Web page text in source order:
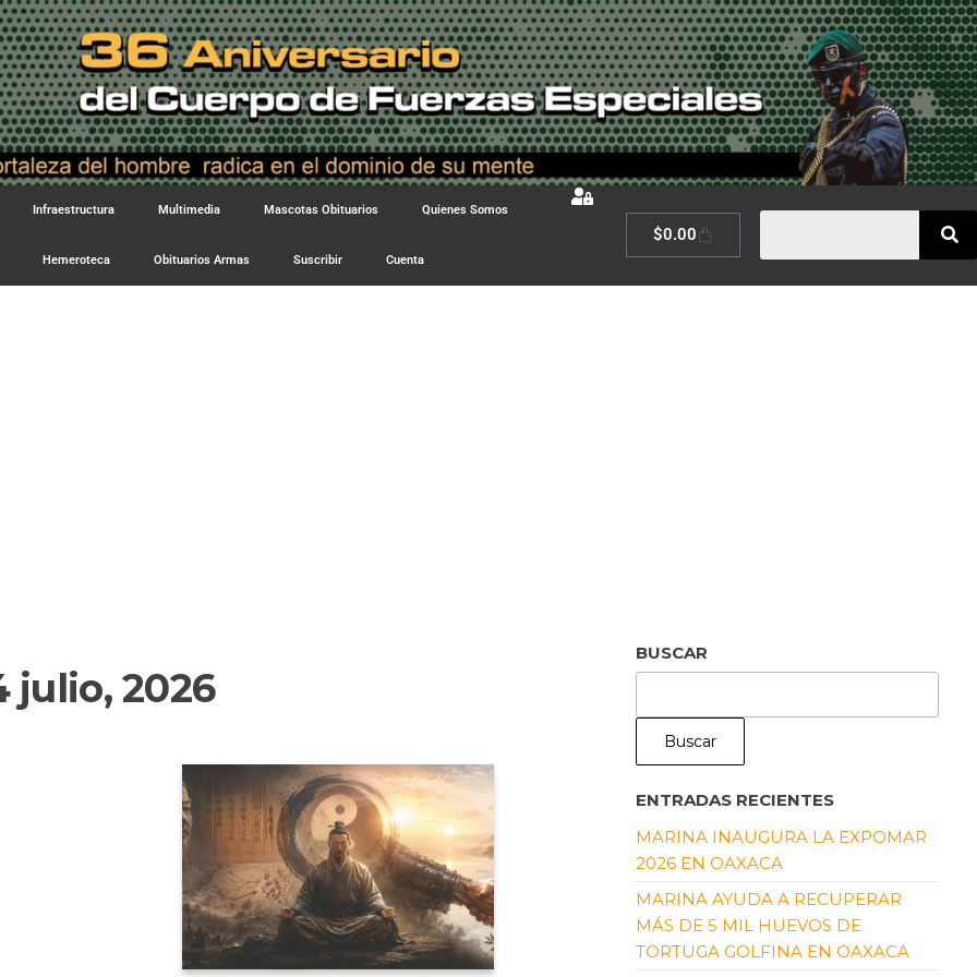
Infraestructura Multimedia Mascotas Obituarios Quienes Somos
Hemeroteca Obituarios Armas Suscribir Cuenta
$0.00
julio, 2026
BUSCAR
Buscar
ENTRADAS RECIENTES
MARINA INAUGURA LA EXPOMAR
2026 EN OAXACA
MARINA AYUDA A RECUPERAR
MÁS DE 5 MIL HUEVOS DE
TORTUGA GOLFINA EN OAXACA